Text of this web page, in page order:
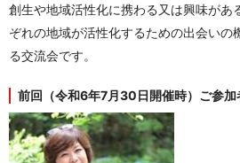
創生や地域活性化に携わる又は興味があ
ぞれの地域が活性化するための出会いの
る交流会です。
前回（令和6年7月30日開催時）ご参加